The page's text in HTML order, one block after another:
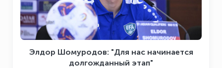
Элдор Шомуродов: "Для нас начинается
долгожданный этап"